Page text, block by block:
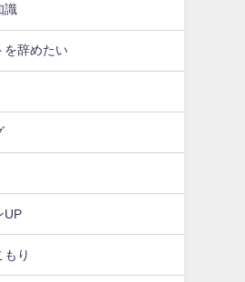
識
を辞めたい
UP
もり